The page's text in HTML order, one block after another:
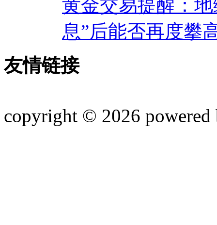
黄金交易提醒：
息”后能否再度攀
友情链接
copyright © 2026